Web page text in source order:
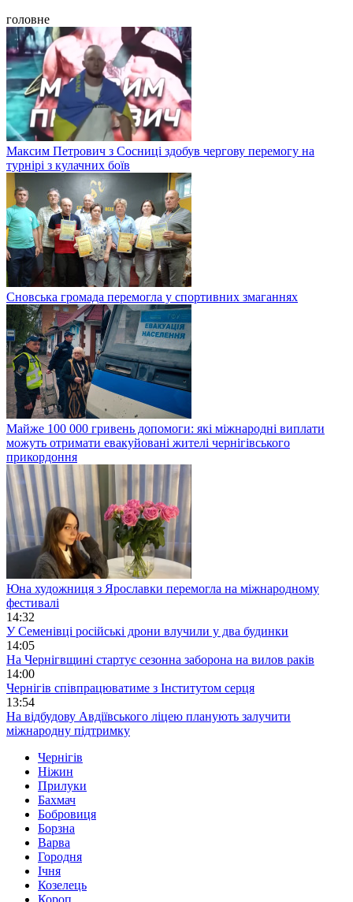
головне
Максим Петрович з Сосниці здобув чергову перемогу на
турнірі з кулачних боїв
Сновська громада перемогла у спортивних змаганнях
Майже 100 000 гривень допомоги: які міжнародні виплати
можуть отримати евакуйовані жителі чернігівського
прикордоння
Юна художниця з Ярославки перемогла на міжнародному
фестивалі
14:32
У Семенівці російські дрони влучили у два будинки
14:05
На Чернігвщині стартує сезонна заборона на вилов раків
14:00
Чернігів співпрацюватиме з Інститутом серця
13:54
На відбудову Авдіївського ліцею планують залучити
міжнародну підтримку
Чернігів
Ніжин
Прилуки
Бахмач
Бобровиця
Борзна
Варва
Городня
Ічня
Козелець
Короп